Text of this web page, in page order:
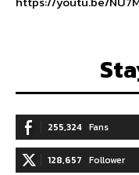
255,324 Fans
128,657 Follower